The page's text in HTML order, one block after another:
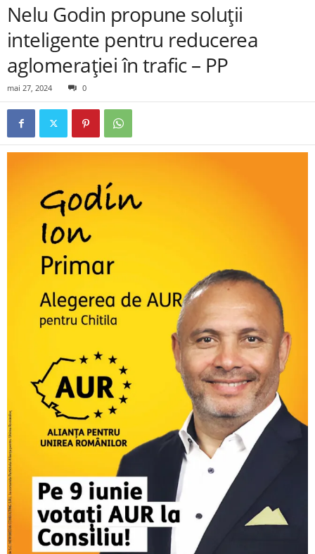
Nelu Godin propune soluții
inteligente pentru reducerea
aglomerației în trafic – PP
mai 27, 2024 0